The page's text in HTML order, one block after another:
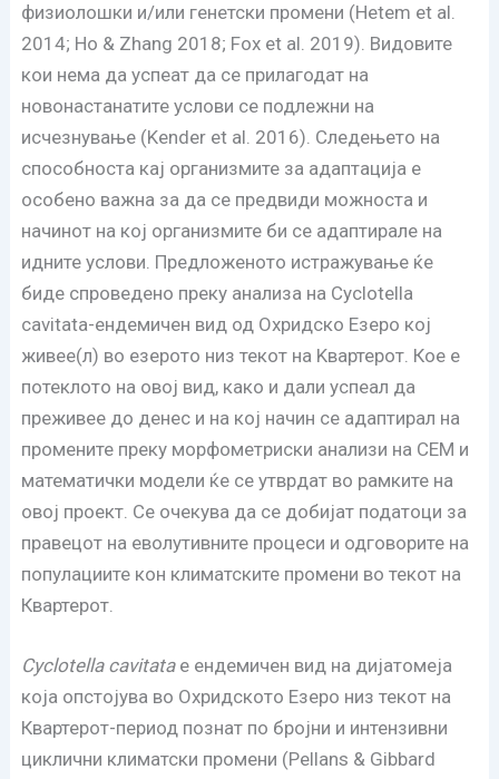
физиолошки и/или генетски промени (Hetem et al.
2014; Ho & Zhang 2018; Fox et al. 2019). Видовите
кои нема да успеат да се прилагодат на
новонастанатите услови се подлежни на
исчезнување (Kender et al. 2016). Следењето на
способноста кај организмите за адаптација е
особено важна за да се предвиди можноста и
начинот на кој организмите би се адаптирале на
идните услови. Предложеното истражување ќе
биде спроведено преку анализа на Cyclotella
cavitata-ендемичен вид од Охридско Езеро кој
живее(л) во езерото низ текот на Kвартерот. Кое е
потеклото на овој вид, како и дали успеал да
преживее до денес и на кој начин се адаптирал на
промените преку морфометриски анализи на СЕМ и
математички модели ќе се утврдат во рамките на
овој проект. Се очекува да се добијат податоци за
правецот на еволутивните процеси и одговорите на
популациите кон климатските промени во текот на
Квартерот.
Cyclotella cavitata е ендемичен вид на дијатомеја
која опстојува во Охридското Езеро низ текот на
Квартерот-период познат по бројни и интензивни
циклични климатски промени (Pellans & Gibbard